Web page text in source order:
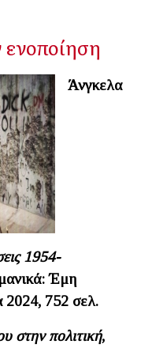
Άνγκελα
1954-
Έμη
2024, 752 σελ.
στην πολιτική,